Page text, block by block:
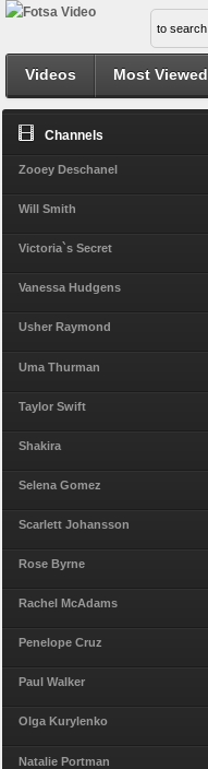
Videos Most Viewed
Channels
Zooey Deschanel
Will Smith
Victoria`s Secret
Vanessa Hudgens
Usher Raymond
Uma Thurman
Taylor Swift
Shakira
Selena Gomez
Scarlett Johansson
Rose Byrne
Rachel McAdams
Penelope Cruz
Paul Walker
Olga Kurylenko
Natalie Portman